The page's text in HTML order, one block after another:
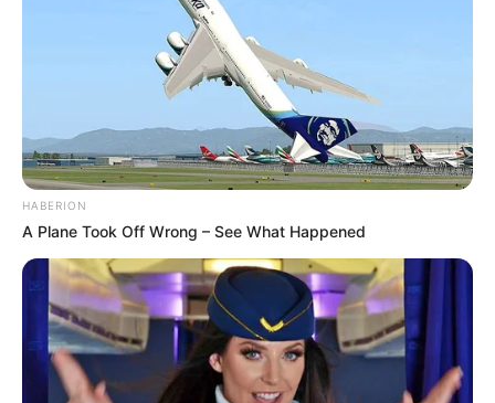
HABERION
A Plane Took Off Wrong – See What Happened